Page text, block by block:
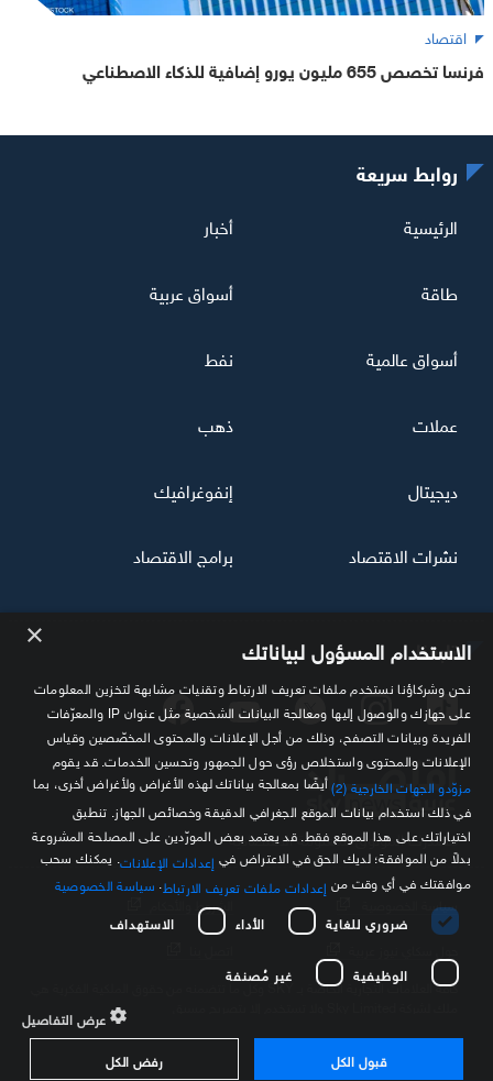
اقتصاد
فرنسا تخصص 655 مليون يورو إضافية للذكاء الاصطناعي
تابعنا
مصدرك الموثوق للمعلومة الاقتصادية
روابط سريعة
الرئيسية أخبار
طاقة أسواق عربية
أسواق عالمية نفط
عملات ذهب
ديجيتال إنفوغرافيك
نشرات الاقتصاد برامج الاقتصاد
سياسة الخصوصية الشروط والأحكام
كافة العلامات التجارية الخاصة بـ SKY وكل ما تتضمنه من حقوق الملكية الفكرية هي
× الاستخدام المسؤول لبياناتك
نحن وشركاؤنا نستخدم ملفات تعريف الارتباط وتقنيات مشابهة لتخزين المعلومات
على جهازك والوصول إليها ومعالجة البيانات الشخصية مثل عنوان IP والمعرّفات
الفريدة وبيانات التصفح، وذلك من أجل الإعلانات والمحتوى المخصّصين وقياس
الإعلانات والمحتوى واستخلاص رؤى حول الجمهور وتحسين الخدمات. قد يقوم
مزوّدو الجهات الخارجية (2)
أيضًا بمعالجة بياناتك لهذه الأغراض ولأغراض أخرى، بما
في ذلك استخدام بيانات الموقع الجغرافي الدقيقة وخصائص الجهاز. تنطبق
اختياراتك على هذا الموقع فقط. قد يعتمد بعض المورّدين على المصلحة المشروعة
بدلاً من الموافقة؛ لديك الحق في الاعتراض في إعدادات الإعلانات . يمكنك سحب
موافقتك في أي وقت من إعدادات ملفات تعريف الارتباط سياسة الخصوصية
ضروري للغاية
الأداء الاستهداف
الوظيفية غير مُصنفة
عرض التفاصيل
قبول الكل
رفض الكل